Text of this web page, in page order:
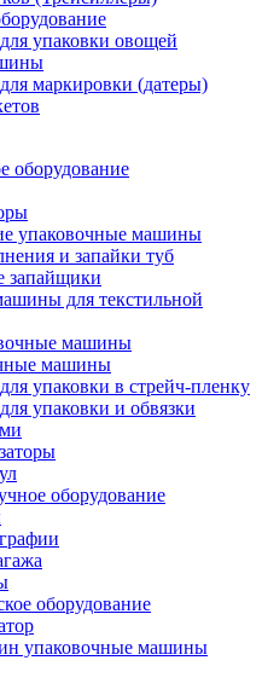
упаковки овощей
маркировки (датеры)
оборудование
упаковочные машины
и запайки туб
запайщики
для текстильной
машины
машины
упаковки в стрейч-пленку
упаковки и обвязки
оборудование
оборудование
упаковочные машины